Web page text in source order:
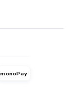
monoPay